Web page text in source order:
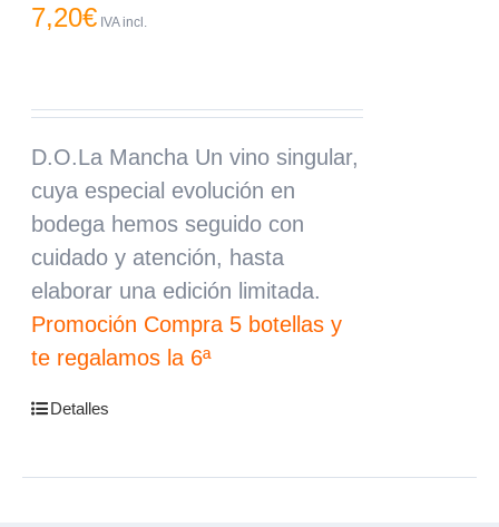
7,20€ IVA incl.
D.O.La Mancha Un vino singular,
cuya especial evolución en
bodega hemos seguido con
cuidado y atención, hasta
elaborar una edición limitada.
Promoción Compra 5 botellas y
te regalamos la 6ª
Detalles